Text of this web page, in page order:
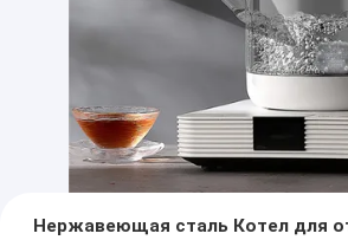
Нержавеющая сталь Котел для